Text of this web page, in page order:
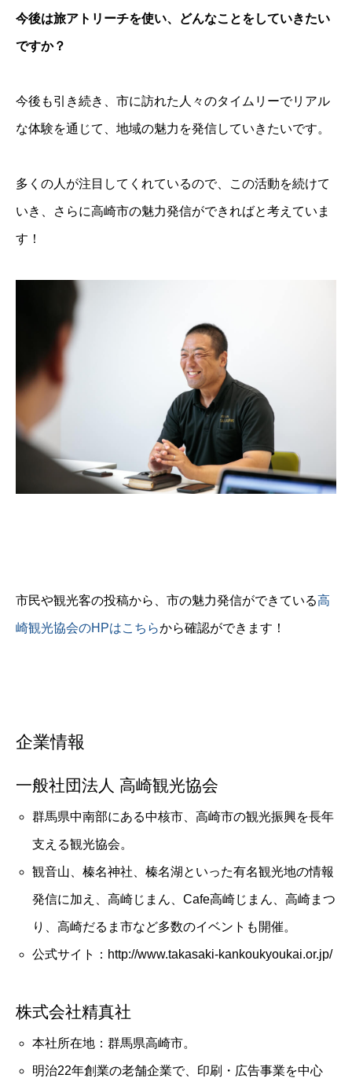
今後は旅アトリーチを使い、どんなことをしていきたい
ですか？
今後も引き続き、 市に訪れた人々のタイムリーでリアル
な体験を通じて、地域の魅力を発信していきたいです。
多くの人が注目してくれているので、この活動を続けて
いき、さらに高崎市の魅力発信ができればと考えていま
す！
市民や観光客の投稿から、市の魅力発信ができている高
崎観光協会のHPはこちらから確認ができます！
企業情報
一般社団法人 高崎観光協会
群馬県中南部にある中核市、高崎市の観光振興を長年
支える観光協会。
観音山、榛名神社、榛名湖といった有名観光地の情報
発信に加え、高崎じまん、Cafe高崎じまん、高崎まつ
り、高崎だるま市など多数のイベントも開催。
公式サイト：http://www.takasaki-kankoukyoukai.or.jp/
株式会社精真社
本社所在地：群馬県高崎市。
明治22年創業の老舗企業で、印刷・広告事業を中心